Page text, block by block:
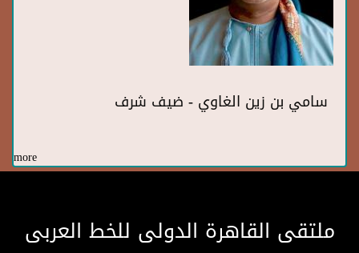
سامي بن زين الغاوي - ضيف شرف
more
ملتقى القاهرة الدولى للخط العربى